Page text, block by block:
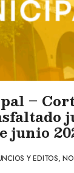
–
junio
Y EDITOS,